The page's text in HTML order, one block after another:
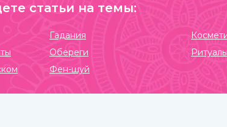
статьи на темы:
Гадания
Обереги
Фен-шуй